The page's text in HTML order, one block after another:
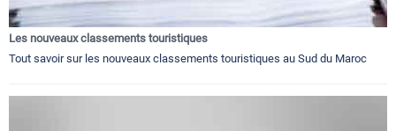
Les nouveaux classements touristiques
Tout savoir sur les nouveaux classements touristiques au Sud du Maroc